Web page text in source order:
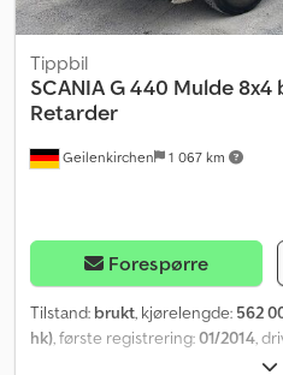
Geilenkirchen 1 067 km
Tippbil
SCANIAG 440 Mulde 8x4
Retarder
Forespørre
Tilstand: brukt, kjørelengde: 562
hk) , første registrering:01/2014 ,
18